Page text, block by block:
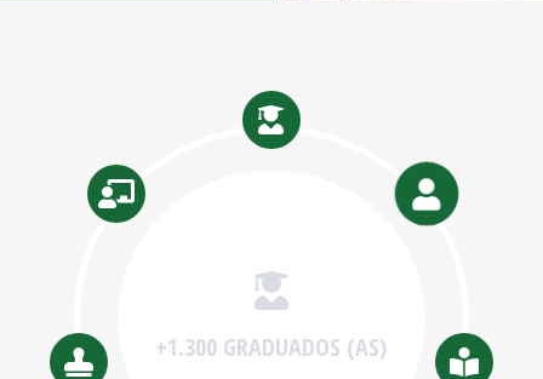
+346 ACADÉMICAS (OS)
con Grado Académico